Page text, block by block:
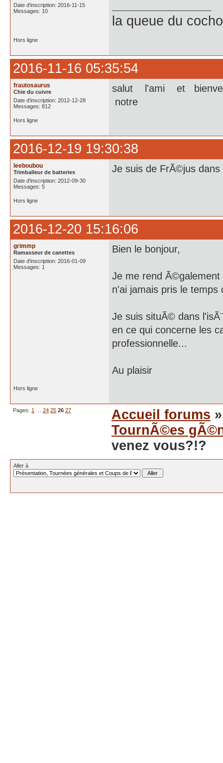
Date d'inscription: 2016-11-15
Messages: 10
la queue du
Hors ligne
2016-11-16 05:35:54
frautosaurus
Chie du cuivre
Date d'inscription: 2012-12-28
Messages: 812
salut l'ami et
notre
Hors ligne
2016-12-19 19:30:38
leeboubou
Trimballeur de batteries
Date d'inscription: 2012-09-30
Messages: 5
Je suis de FrÃ©jus
Hors ligne
2016-12-20 15:16:06
grimmp
Ramasseur de canettes
Date d'inscription: 2016-01-09
Messages: 1
Bien le bonjour,
Je me rend Ã©galement
n'ai jamais pris le
Je suis situÃ© dans
en ce qui concerne les
professionnelle...
Au plaisir
Hors ligne
Pages: 1 24 25 26 27 Accueil forums
TournÃ©es
venez vous?!?
Aller à